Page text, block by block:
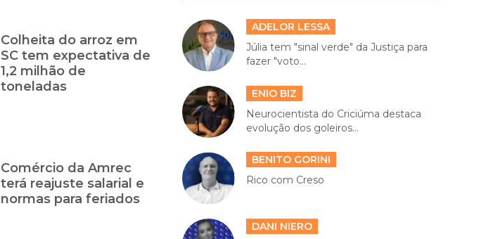
Colheita do arroz em
SC tem expectativa de
1,2 milhão de
toneladas
Comércio da Amrec
terá reajuste salarial e
normas para feriados
ADELOR LESSA
Júlia tem "sinal verde" da Justiça para
fazer "voto...
ENIO BIZ
Neurocientista do Criciúma destaca
evolução dos goleiros...
BENITO GORINI
Rico com Creso
DANI NIERO